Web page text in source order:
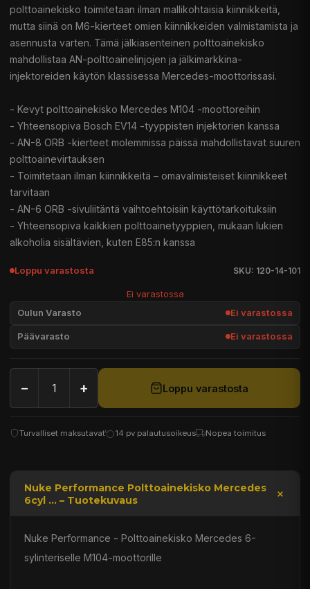
polttoainekisko toimitetaan ilman mallikohtaisia kiinnikkeitä,
mutta siinä on M6-kierteet omien kiinnikkeiden valmistamista ja
asennusta varten. Tämä jälkiasenteinen polttoainekisko
mahdollistaa AN-polttoainelinjojen ja jälkimarkkina-
injektoreiden käytön klassisessa Mercedes-moottorissasi.
- Kevyt polttoainekisko Mercedes M104 -moottoreihin
- Yhteensopiva Bosch EV14 -tyyppisten injektorien kanssa
- AN-8 ORB -kierteet molemmissa päissä mahdollistavat suuren
polttoainevirtauksen
- Toimitetaan ilman kiinnikkeitä – omavalmisteiset kiinnikkeet
tarvitaan
- AN-6 ORB -sivuliitäntä vaihtoehtoisiin käyttötarkoituksiin
- Yhteensopiva kaikkien polttoainetyyppien, mukaan lukien
alkoholia sisältävien, kuten E85:n kanssa
Loppu varastosta SKU: 120-14-101
Ei varastossa
Oulun Varasto Ei varastossa
Päävarasto Ei varastossa
− + Loppu varastosta
Turvalliset maksutavat 14 pv palautusoikeus Nopea toimitus
Nuke Performance Polttoainekisko Mercedes
6cyl ... – Tuotekuvaus
Nuke Performance - Polttoainekisko Mercedes 6-
sylinteriselle M104-moottorille